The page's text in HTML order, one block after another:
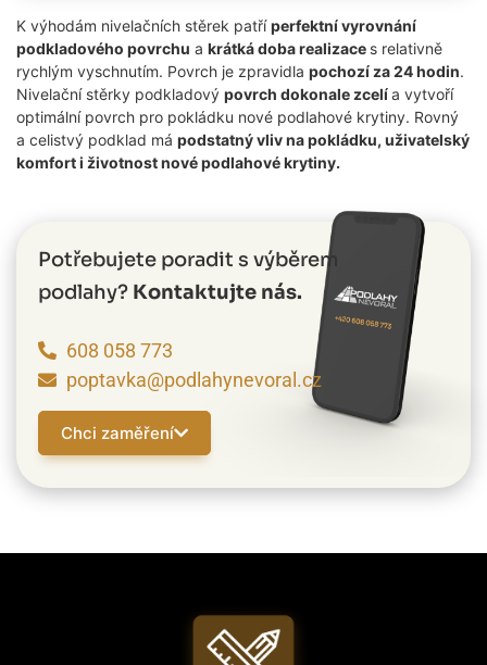
K výhodám nivelačních stěrek patříperfektní vyrovnání
podkladového povrchu a krátká doba realizace s relativně
rychlým vyschnutím. Povrch je zpravidla pochozí za 24 hodin.
Nivelační stěrky podkladový povrch dokonale zcelía vytvoří
optimální povrch pro pokládku nové podlahové krytiny. Rovný
a celistvý podklad má podstatný vliv na pokládku, uživatelský
komfort i životnost nové podlahové krytiny.
Potřebujete poradit s výběrem
podlahy? Kontaktujte nás.
608 058 773
poptavka@podlahynevoral.cz
Chci zaměření